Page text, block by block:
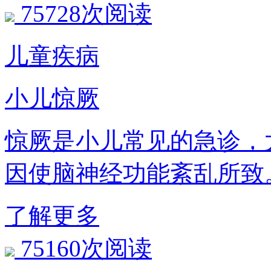
75728次阅读
儿童疾病
小儿惊厥
惊厥是小儿常见的急诊
因使脑神经功能紊乱所致
了解更多
75160次阅读